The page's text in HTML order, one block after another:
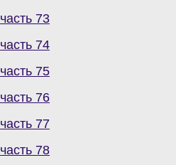
часть 73
часть 74
часть 75
часть 76
часть 77
часть 78